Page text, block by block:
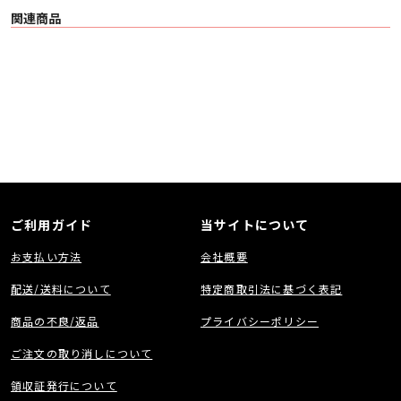
関連商品
ご利用ガイド
お支払い方法
配送/送料について
商品の不良/返品
ご注文の取り消しについて
領収証発行について
当サイトについて
会社概要
特定商取引法に基づく表記
プライバシーポリシー